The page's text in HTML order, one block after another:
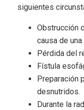
siguientes
Obstrucción
causa de
Pérdida del
Fístula
Preparación
desnutridos.
Durante la